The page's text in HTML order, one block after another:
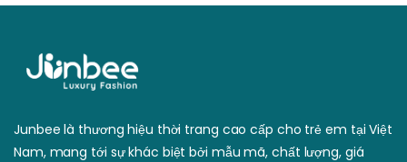
Junbee là thương hiệu thời trang cao cấp cho trẻ em tại Việt
Nam, mang tới sự khác biệt bởi mẫu mã, chất lượng, giá